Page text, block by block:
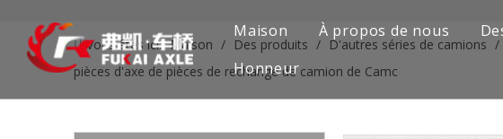
Maison À propos de nous
Honneur
Vous êtes ici: Maison / Des produits / D'autres séries de camions /
pièces d'axe de pièces de rechange de camion de Camc